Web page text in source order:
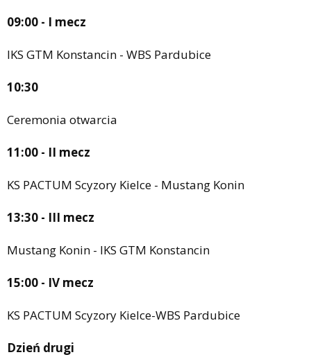
09:00 - I mecz
IKS GTM Konstancin - WBS Pardubice
10:30
Ceremonia otwarcia
11:00 - II mecz
KS PACTUM Scyzory Kielce - Mustang Konin
13:30 - III mecz
Mustang Konin - IKS GTM Konstancin
15:00 - IV mecz
KS PACTUM Scyzory Kielce-WBS Pardubice
Dzień drugi